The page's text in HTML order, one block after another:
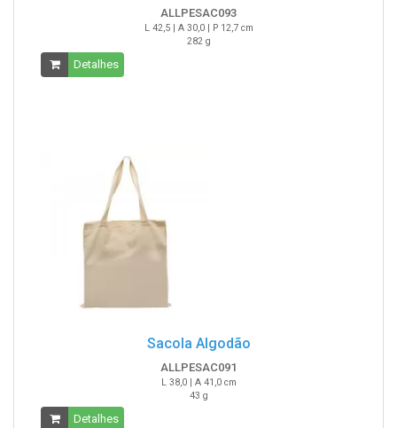
ALLPESAC093
L 42,5 | A 30,0 | P 12,7 cm
282 g
Detalhes
Sacola Algodão
ALLPESAC091
L 38,0 | A 41,0 cm
43 g
Detalhes